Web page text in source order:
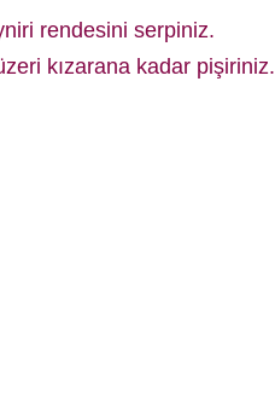
rendesini serpiniz.
kızarana kadar pişiriniz.